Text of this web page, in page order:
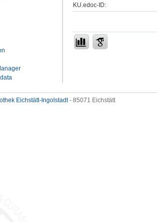
KU.edoc-ID:
Eichstätt-Ingolstadt- 85071 Eichstätt